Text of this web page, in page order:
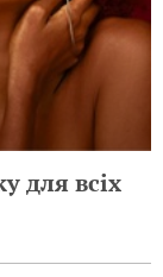
для всіх